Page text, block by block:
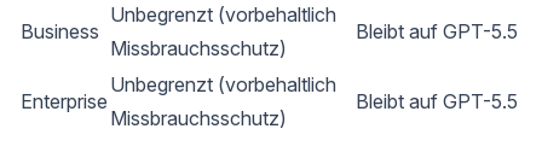
Business
Unbegrenzt (vorbehaltlich
Missbrauchsschutz)
Bleibt auf GPT-5.5
Enterprise
Unbegrenzt (vorbehaltlich
Missbrauchsschutz)
Bleibt auf GPT-5.5